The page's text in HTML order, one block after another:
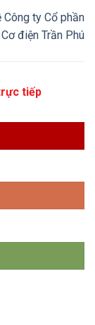
Công ty Cổ phần
Cơ điện Trần Phú
tiếp